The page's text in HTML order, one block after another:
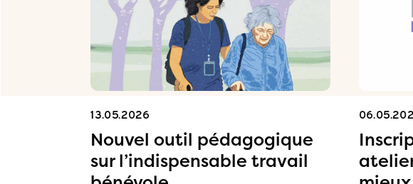
13.05.2026
Nouvel outil pédagogique
sur l’indispensable travail